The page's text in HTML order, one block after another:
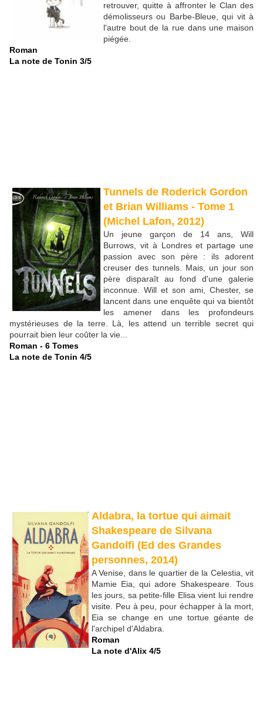
retrouver, quitte à affronter le Clan des
démolisseurs ou Barbe-Bleue, qui vit à
l'autre bout de la rue dans une maison
piégée.
Roman
La note de Tonin 3/5
Tunnels de Roderick Gordon
et Brian Williams - Tome 1
(Michel Lafon, 2012)
Un jeune garçon de 14 ans, Will
Burrows, vit à Londres et partage une
passion avec son père : ils adorent
creuser des tunnels. Mais, un jour son
père disparaît au fond d'une galerie
inconnue. Will et son ami, Chester, se
lancent dans une enquête qui va bientôt
les amener dans les profondeurs
mystérieuses de la terre. Là, les attend un terrible secret qui
pourrait bien leur coûter la vie...
Roman - 6 Tomes
La note de Tonin 4/5
Aldabra, la tortue qui aimait
Shakespeare de Silvana
Gandolfi (Ed des Grandes
personnes, 2014)
A Venise, dans le quartier de la Celestia, vit
Mamie Eia, qui adore Shakespeare. Tous
les jours, sa petite-fille Elisa vient lui rendre
visite. Peu à peu, pour échapper à la mort,
Eia se change en une tortue géante de
l'archipel d'Aldabra.
Roman
La note d'Alix 4/5